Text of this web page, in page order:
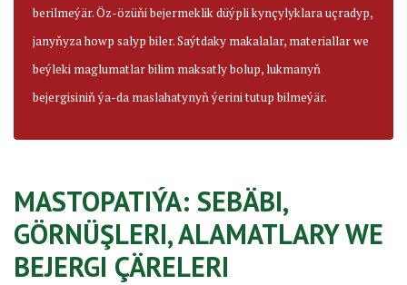
berilmeýär. Öz-özüňi bejermeklik düýpli kynçylyklara uçradyp,
janyňyza howp salyp biler. Saýtdaky makalalar, materiallar we
beýleki maglumatlar bilim maksatly bolup, lukmanyň
bejergisiniň ýa-da maslahatynyň ýerini tutup bilmeýär.
MASTOPATIÝA: SEBÄBI,
GÖRNÜŞLERI, ALAMATLARY WE
BEJERGI ÇÄRELERI